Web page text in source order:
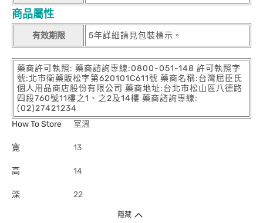
商品屬性
有效期限 5年詳細請見包裝標示。
藥商許可執照: 藥商諮詢專線:0800-051-148 許可執照字
號:北市衛藥販松字第620101C611號 藥商名稱:台灣屈臣氏
個人用品商店股份有限公司 藥商地址:台北市松山區八德路
四段760號11樓之1、之2及14樓 藥商諮詢專線:
(02)27421234
How To Store
室溫
寬 13
高 14
深 22
隱藏